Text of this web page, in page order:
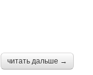
читать дальше →